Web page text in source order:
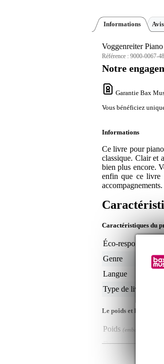
Informations Avis
Voggenreiter
Référence : 9000-0067-
Notre
Garantie Bax
Vous bénéficiez
Informations
Ce livre pour
classique. Clair et
bien plus encore.
enfin que ce livre
accompagnements.
Caractéristiques du
Éco-responsabilité
Genre
Langue
Type de livre
Le poids et les
Poids (emballage inclus)
Dimensions